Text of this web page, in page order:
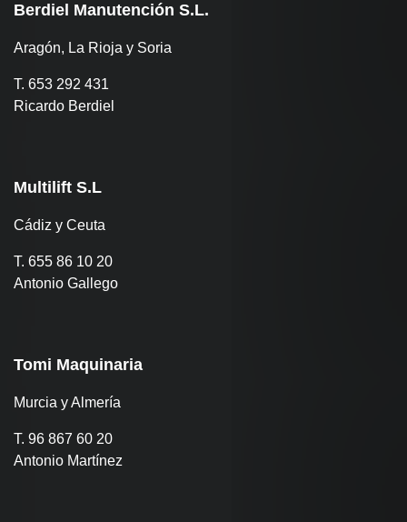
Berdiel Manutención S.L.
Aragón, La Rioja y Soria
T. 653 292 431
Ricardo Berdiel
Multilift S.L
Cádiz y Ceuta
T. 655 86 10 20
Antonio Gallego
Tomi Maquinaria
Murcia y Almería
T. 96 867 60 20
Antonio Martínez